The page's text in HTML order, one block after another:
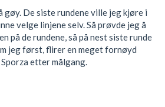
gøy. De siste rundene ville jeg kjøre i
velge linjene selv. Så prøvde jeg å
på de rundene, så på nest siste runde
jeg først, flirer en meget fornøyd
etter målgang.